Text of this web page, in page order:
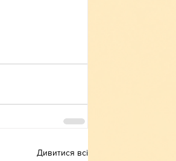
Дивитися всі